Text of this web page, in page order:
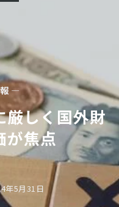
—
厳しく国外財
が焦点
年5月31日